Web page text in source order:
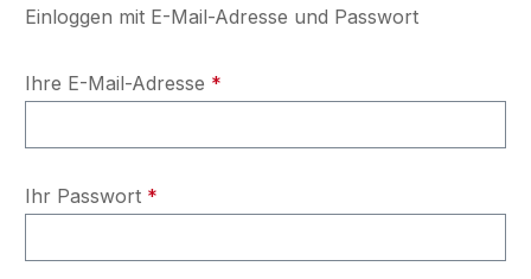
Einloggen mit E-Mail-Adresse und Passwort
Ihre E-Mail-Adresse *
Ihr Passwort *